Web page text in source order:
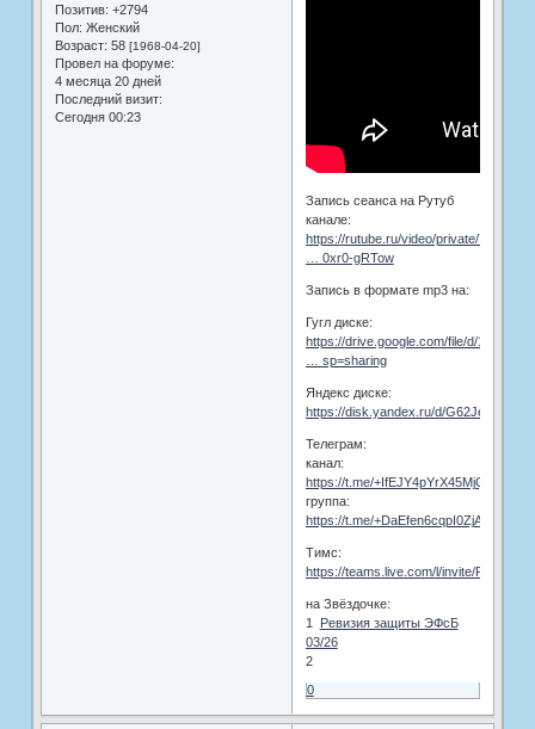
Позитив: +2794
Пол: Женский
Возраст: 58 [1968-04-20]
Провел на форуме:
4 месяца 20 дней
Последний визит:
Сегодня 00:23
Запись сеанса на Рутуб
канале:
https://rutube.ru/video/private/7efe809
… 0xr0-gRTow
Запись в формате mp3 на:
Гугл диске:
https://drive.google.com/file/d/1ZCqdhc
… sp=sharing
Яндекс диске:
https://disk.yandex.ru/d/
Телеграм:
канал:
https://t.me/+IfEJY4pYrX45MjQy
группа:
https://t.me/+DaEfen6cqpI0ZjAy
Тимс:
https://teams.live.com/l/invite/
на Звёздочке:
1
Ревизия защиты ЭФсБ
03/26
2
0